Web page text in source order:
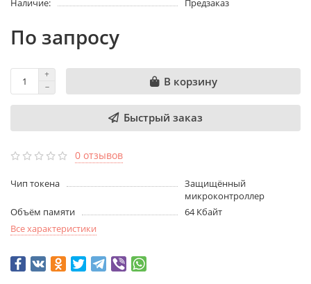
Наличие:
Предзаказ
По запросу
В корзину
Быстрый заказ
0 отзывов
Чип токена
Защищённый
микроконтроллер
Объём памяти
64 Кбайт
Все характеристики